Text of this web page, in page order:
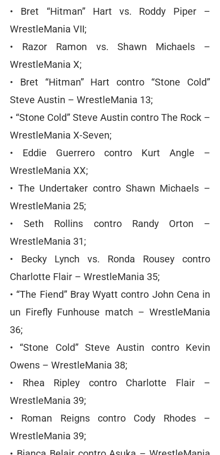
• Bret “Hitman” Hart vs. Roddy Piper –
WrestleMania VII;
• Razor Ramon vs. Shawn Michaels –
WrestleMania X;
• Bret “Hitman” Hart contro “Stone Cold”
Steve Austin – WrestleMania 13;
• “Stone Cold” Steve Austin contro The Rock –
WrestleMania X-Seven;
• Eddie Guerrero contro Kurt Angle –
WrestleMania XX;
• The Undertaker contro Shawn Michaels –
WrestleMania 25;
• Seth Rollins contro Randy Orton –
WrestleMania 31;
• Becky Lynch vs. Ronda Rousey contro
Charlotte Flair – WrestleMania 35;
• “The Fiend” Bray Wyatt contro John Cena in
un Firefly Funhouse match – WrestleMania
36;
• “Stone Cold” Steve Austin contro Kevin
Owens – WrestleMania 38;
• Rhea Ripley contro Charlotte Flair –
WrestleMania 39;
• Roman Reigns contro Cody Rhodes –
WrestleMania 39;